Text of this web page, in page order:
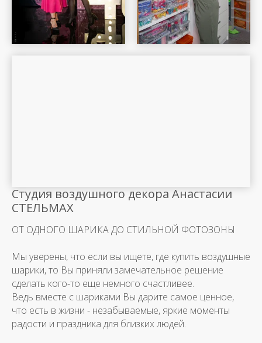
Шар Удачи на карте Москвы — Яндекс Карты
Студия воздушного декора Анастасии
СТЕЛЬМАХ
ОТ ОДНОГО ШАРИКА ДО СТИЛЬНОЙ ФОТОЗОНЫ
Мы уверены, что если вы ищете, где купить воздушные
шарики, то Вы приняли замечательное решение
сделать кого-то еще немного счастливее.
Ведь вместе с шариками Вы дарите самое ценное,
что есть в жизни - незабываемые, яркие моменты
радости и праздника для близких людей.